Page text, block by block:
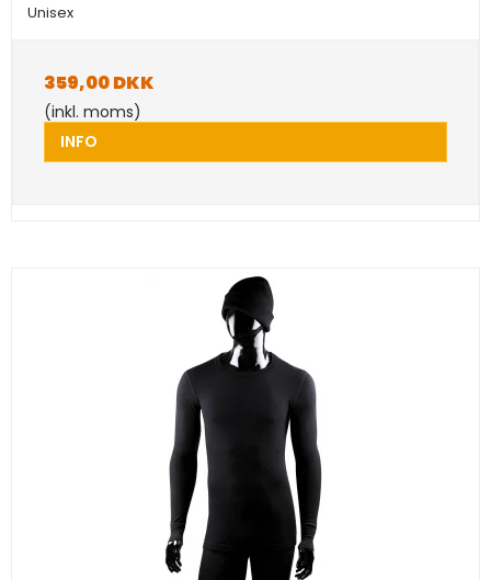
Unisex
359,00 DKK
(inkl. moms)
INFO